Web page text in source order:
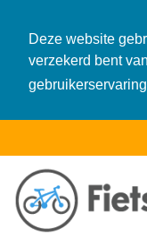
Deze website
verzekerd bent